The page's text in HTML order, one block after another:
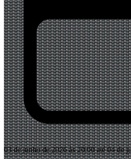
03 de junho de 2026 às 20:00 até 04 de